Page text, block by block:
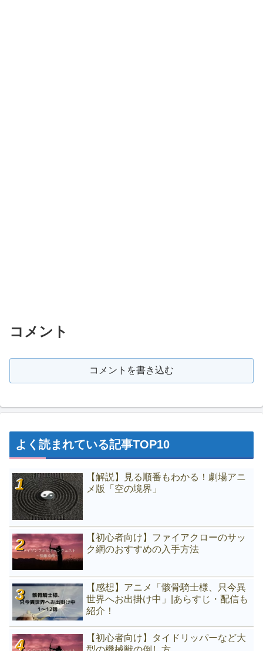
コメント
コメントを書き込む
よく読まれている記事TOP10
【解説】見る順番もわかる！劇場アニ
メ版「空の境界」
【初心者向け】ファイアクローのサッ
ク網のおすすめの入手方法
【感想】アニメ「骸骨騎士様、只今異
世界へお出掛け中」|あらすじ・配信も
紹介！
【初心者向け】タイドリッパーなど大